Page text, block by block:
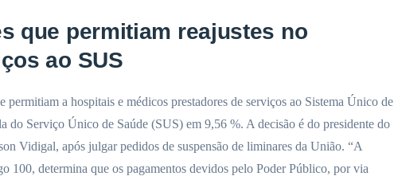
que permitiam reajustes no
ao SUS
permitiam a hospitais e médicos prestadores de serviços ao Sistema Único de
do Serviço Único de Saúde (SUS) em 9,56 %. A decisão é do presidente do
Vidigal, após julgar pedidos de suspensão de liminares da União. “A
100, determina que os pagamentos devidos pelo Poder Público, por via